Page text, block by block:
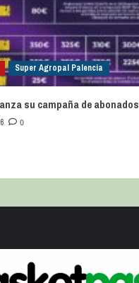
Super Agropal Palencia
su campaña de abonados
0